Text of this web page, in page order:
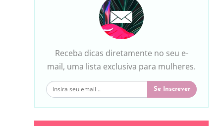
Receba dicas diretamente no seu e-
mail, uma lista exclusiva para mulheres.
Se Inscrever